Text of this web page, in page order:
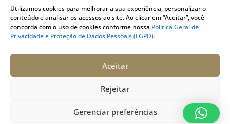
Utilizamos cookies para melhorar a sua experiência, personalizar o
conteúdo e analisar os acessos ao site. Ao clicar em “Aceitar”, você
concorda com o uso de cookies conforme nossa Política Geral de
Privacidade e Proteção de Dados Pessoais (LGPD).
Aceitar
Rejeitar
Gerenciar preferências
Sou Participante
Sou Instituidora
Conheça o PLANJUS
Quem pode participar